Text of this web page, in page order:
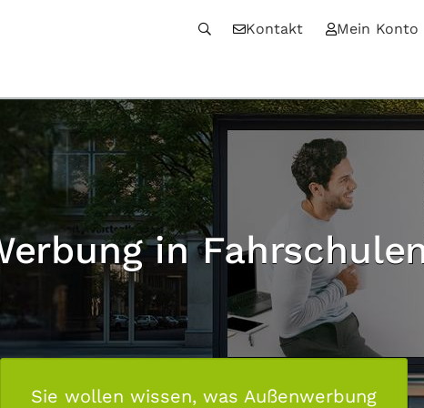
Kontakt Mein Konto
in
Sie wollen wissen, was Außenwerbung